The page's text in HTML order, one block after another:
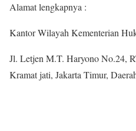
Alamat lengkapnya :
Kantor Wilayah Kementerian
Jl. Letjen M.T. Haryono No.24,
Kramat jati, Jakarta Timur,